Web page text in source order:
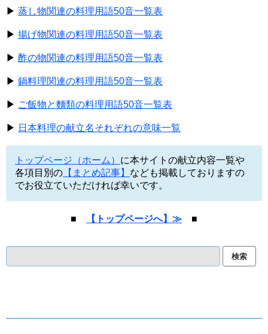
▶ 蒸し物関連の料理用語50音一覧表
▶ 揚げ物関連の料理用語50音一覧表
▶ 酢の物関連の料理用語50音一覧表
▶ 鍋料理関連の料理用語50音一覧表
▶ ご飯物と麵類の料理用語50音一覧表
▶ 日本料理の献立名それぞれの意味一覧
トップページ（ホーム） に本サイトの献立内容一覧や
各項目別の 【まとめ記事】 なども掲載しておりますの
でお役立ていただければ幸いです。
■ 【トップページへ】≫ ■